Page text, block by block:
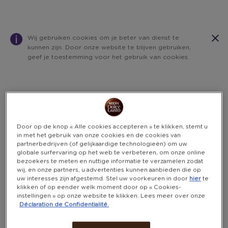
Wij gebruiken cookies om je beter van dienst te
kunnen zijn. Door onze website te blijven gebruiken,
geef je toestemming voor het gebruik van cookies.
Warning:
Success:
Password
Door op de knop « Alle cookies accepteren » te klikken, stemt u
in met het gebruik van onze cookies en de cookies van
partnerbedrijven (of gelijkaardige technologieën) om uw
globale surfervaring op het web te verbeteren, om onze online
bezoekers te meten en nuttige informatie te verzamelen zodat
wij, en onze partners, u advertenties kunnen aanbieden die op
uw interesses zijn afgestemd. Stel uw voorkeuren in door hier te
klikken of op eender welk moment door op « Cookies-
instellingen » op onze website te klikken. Lees meer over onze
Déclaration de Confidentialité.